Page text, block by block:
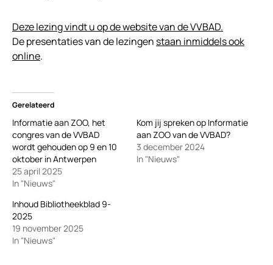
Deze lezing vindt u op de website van de VVBAD.
De presentaties van de lezingen staan inmiddels ook
online.
Gerelateerd
Informatie aan ZOO, het
congres van de VVBAD
wordt gehouden op 9 en 10
oktober in Antwerpen
25 april 2025
In "Nieuws"
Kom jij spreken op Informatie
aan ZOO van de VVBAD?
3 december 2024
In "Nieuws"
Inhoud Bibliotheekblad 9-
2025
19 november 2025
In "Nieuws"